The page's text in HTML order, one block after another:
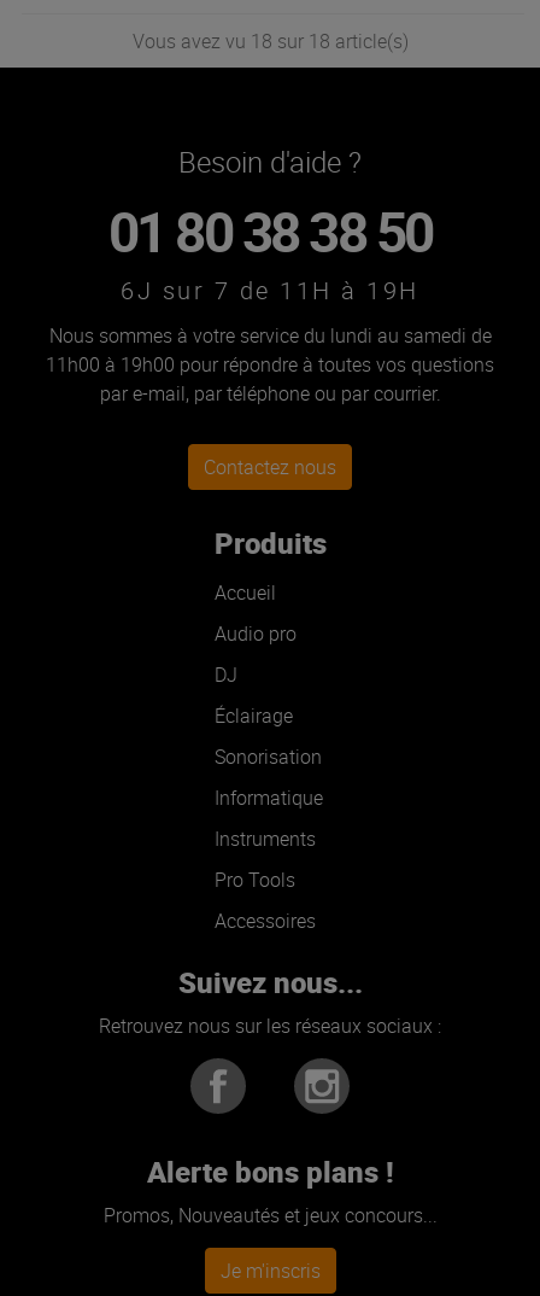
Vous avez vu 18 sur 18 article(s)
Besoin d'aide ?
01 80 38 38 50
6J sur 7 de 11H à 19H
Nous sommes à votre service du lundi au samedi de
11h00 à 19h00 pour répondre à toutes vos questions
par e-mail, par téléphone ou par courrier.
Contactez nous
Produits
Accueil
Audio pro
DJ
Éclairage
Sonorisation
Informatique
Instruments
Pro Tools
Accessoires
Suivez nous...
Retrouvez nous sur les réseaux sociaux :
Alerte bons plans !
Promos, Nouveautés et jeux concours...
Je m'inscris